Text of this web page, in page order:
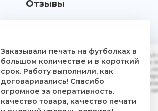
Отзывы
Заказывали печать на футболках в
большом количестве и в короткий
срок. Работу выполнили, как
договаривались! Спасибо
огромное за оперативность,
качество товара, качество печати
Дочке на 18-летие решили заказать
ребятам. Времени было всего сутки.
взялись за работу, сделали макеты,
Огромное им спасибо. Дочка была
знают свое дело и отдаются ему
людьми. Качество печати